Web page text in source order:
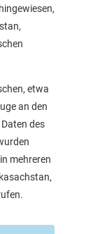
etwa
an den
des
mehreren